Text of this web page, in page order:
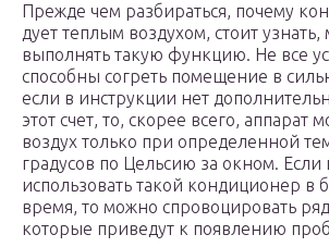
Прежде чем разбираться, почему
дует теплым воздухом, стоит
выполнять такую функцию. Не все
способны согреть помещение в
если в инструкции нет
этот счет, то, скорее всего, аппарат
воздух только при определенной
градусов по Цельсию за окном. Если
использовать такой кондиционер в
время, то можно спровоцировать
которые приведут к появлению